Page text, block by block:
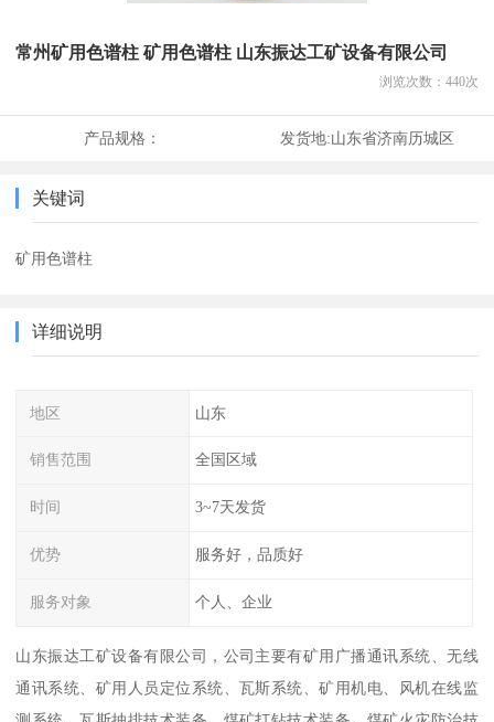
常州矿用色谱柱 矿用色谱柱 山东振达工矿设备有限公司
浏览次数： 440次
产品规格： 发货地:山东省济南历城区
关键词
矿用色谱柱
详细说明
地区 山东
销售范围 全国区域
时间 3~7天发货
优势 服务好，品质好
服务对象 个人、企业
山东振达工矿设备有限公司，公司主要有矿用广播通讯系统、无线
通讯系统、矿用人员定位系统、瓦斯系统、矿用机电、风机在线监